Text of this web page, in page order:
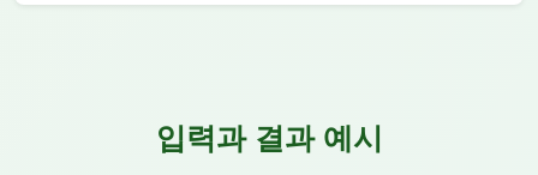
입력과 결과 예시